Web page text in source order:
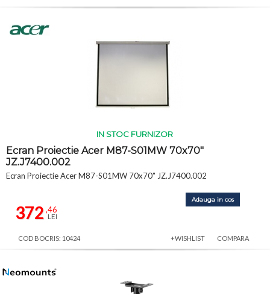
IN STOC FURNIZOR
Ecran Proiectie Acer M87-S01MW 70x70"
JZ.J7400.002
Ecran Proiectie Acer M87-S01MW 70x70" JZ.J7400.002
372,46
LEI
Adauga in cos
COD BOCRIS: 10424 +WISHLIST COMPARA